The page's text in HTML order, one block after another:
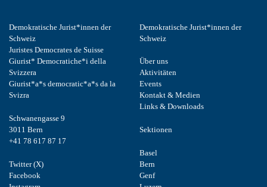
Demokratische Jurist*innen der
Schweiz
Juristes Democrates de Suisse
Giurist* Democratiche*i della
Svizzera
Giurist*a*s democratic*a*s da la
Svizra
Schwanengasse 9
3011 Bern
+41 78 617 87 17
Twitter (X)
Facebook
Demokratische Jurist*innen der
Schweiz
Über uns
Aktivitäten
Events
Kontakt & Medien
Links & Downloads
Sektionen
Basel
Bern
Genf